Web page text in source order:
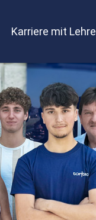
Karriere mit Lehre